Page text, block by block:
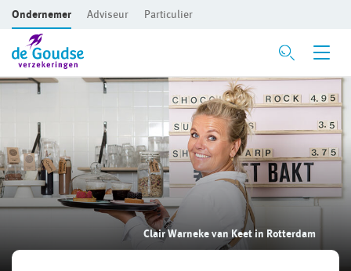
Ga direct naar de inhoud
Ondernemer Adviseur Particulier
Voor je bedrijf
Bedrijfsaansprakelijkheidsverzekering
Beroepsaansprakelijkheidsverzekering
Clair Warneke van Keet in Rotterdam